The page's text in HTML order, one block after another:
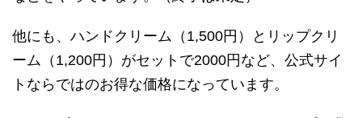
他にも、ハンドクリーム（1,500円）とリップクリ
ーム（1,200円）がセットで2000円など、公式サイ
トならではのお得な価格になっています。